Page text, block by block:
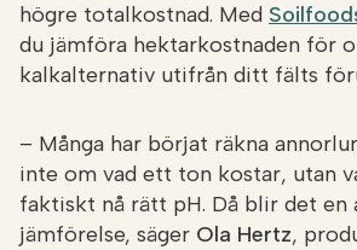
högre totalkostnad. Med
du jämföra hektarkostnaden för
kalkalternativ utifrån ditt fälts
– Många har börjat räkna
inte om vad ett ton kostar, utan
faktiskt nå rätt pH. Då blir det en
jämförelse, säger Ola Hertz,